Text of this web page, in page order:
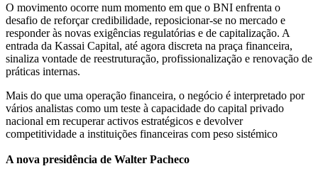
O movimento ocorre num momento em que o BNI enfrenta o
desafio de reforçar credibilidade, reposicionar-se no mercado e
responder às novas exigências regulatórias e de capitalização. A
entrada da Kassai Capital, até agora discreta na praça financeira,
sinaliza vontade de reestruturação, profissionalização e renovação de
práticas internas.
Mais do que uma operação financeira, o negócio é interpretado por
vários analistas como um teste à capacidade do capital privado
nacional em recuperar activos estratégicos e devolver
competitividade a instituições financeiras com peso sistémico
A nova presidência de Walter Pacheco